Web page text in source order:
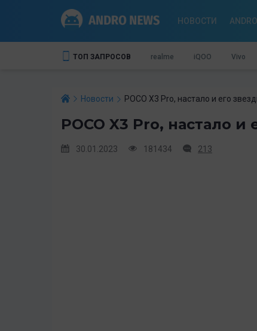
НОВОСТИ
ТОП ЗАПРОСОВ realme iQOO Vivo
Новости POCO X3 Pro, настало и его
POCO X3 Pro, настало
30.01.2023 181434 213